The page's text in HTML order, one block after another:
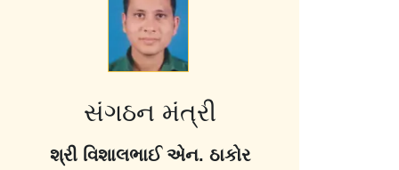
સંગઠન મંત્રી
શ્રી વિશાલભાઈ એન. ઠાકોર